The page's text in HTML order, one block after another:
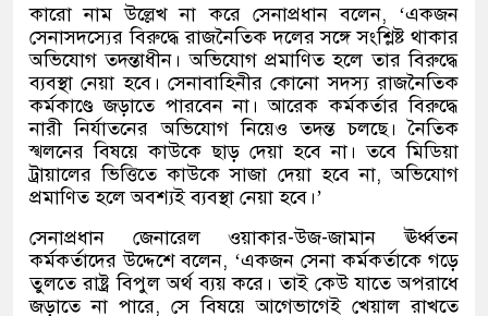
কারো নাম উল্লেখ না করে সেনাপ্রধান বলেন, ‘একজন
সেনাসদস্যের বিরুদ্ধে রাজনৈতিক দলের সঙ্গে সংশ্লিষ্ট থাকার
অভিযোগ তদন্তাধীন। অভিযোগ প্রমাণিত হলে তার বিরুদ্ধে
ব্যবস্থা নেয়া হবে। সেনাবাহিনীর কোনো সদস্য রাজনৈতিক
কর্মকাণ্ডে জড়াতে পারবেন না। আরেক কর্মকর্তার বিরুদ্ধে
নারী নির্যাতনের অভিযোগ নিয়েও তদন্ত চলছে। নৈতিক
স্খলনের বিষয়ে কাউকে ছাড় দেয়া হবে না। তবে মিডিয়া
ট্রায়ালের ভিত্তিতে কাউকে সাজা দেয়া হবে না, অভিযোগ
প্রমাণিত হলে অবশ্যই ব্যবস্থা নেয়া হবে।’
সেনাপ্রধান জেনারেল ওয়াকার-উজ-জামান ঊর্ধ্বতন
কর্মকর্তাদের উদ্দেশে বলেন, ‘একজন সেনা কর্মকর্তাকে গড়ে
তুলতে রাষ্ট্র বিপুল অর্থ ব্যয় করে। তাই কেউ যাতে অপরাধে
জড়াতে না পারে, সে বিষয়ে আগেভাগেই খেয়াল রাখতে